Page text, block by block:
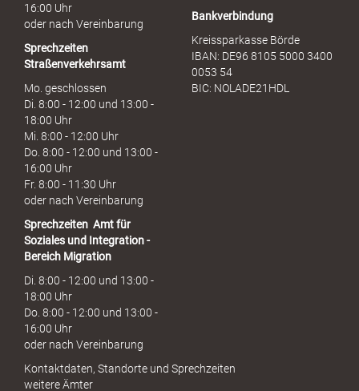
16:00 Uhr
oder nach Vereinbarung
Sprechzeiten
Straßenverkehrsamt
Mo. geschlossen
Di. 8:00 - 12:00 und 13:00 -
18:00 Uhr
Mi. 8:00 - 12:00 Uhr
Do. 8:00 - 12:00 und 13:00 -
16:00 Uhr
Fr. 8:00 - 11:30 Uhr
oder nach Vereinbarung
Sprechzeiten Amt für
Soziales und Integration -
Bereich Migration
Di. 8:00 - 12:00 und 13:00 -
18:00 Uhr
Do. 8:00 - 12:00 und 13:00 -
16:00 Uhr
oder nach Vereinbarung
Bankverbindung
Kreissparkasse Börde
IBAN: DE96 8105 5000 3400
0053 54
BIC: NOLADE21HDL
Kontaktdaten, Standorte und Sprechzeiten
weitere Ämter